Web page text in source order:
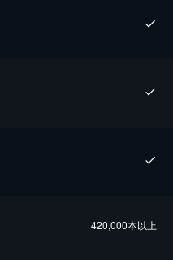
420,000本以上